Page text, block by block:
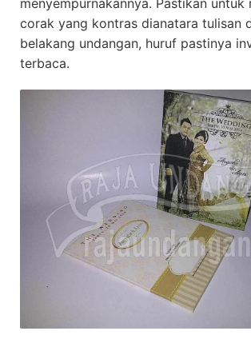
menyempurnakannya. Pastikan untuk
corak yang kontras dianatara tulisan
belakang undangan, huruf pastinya
terbaca.